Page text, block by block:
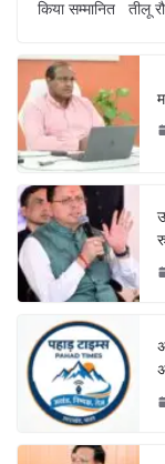
b
o
o
k
A
p
p
किया सम्मानित तीलू